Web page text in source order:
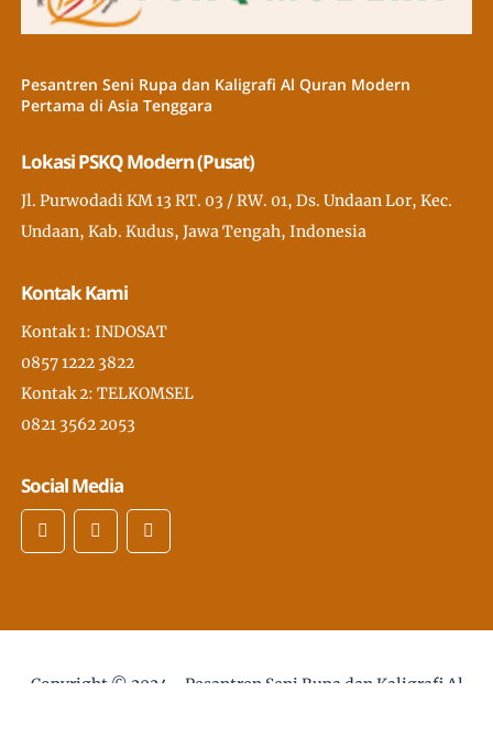
Pesantren Seni Rupa dan Kaligrafi Al Quran Modern
Pertama di Asia Tenggara
Lokasi PSKQ Modern (Pusat)
Jl. Purwodadi KM 13 RT. 03 / RW. 01, Ds. Undaan Lor, Kec.
Undaan, Kab. Kudus, Jawa Tengah, Indonesia
Kontak Kami
Kontak 1: INDOSAT
0857 1222 3822
Kontak 2: TELKOMSEL
0821 3562 2053
Social Media
Copyright © 2024 - Pesantren Seni Rupa dan Kaligrafi Al